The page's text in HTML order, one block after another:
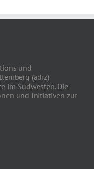
und
(adiz)
im Südwesten. Die
und Initiativen zur